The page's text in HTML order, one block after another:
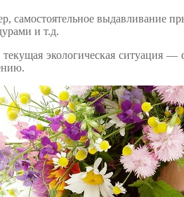
самостоятельное выдавливание
и т.д.
экологическая ситуация —